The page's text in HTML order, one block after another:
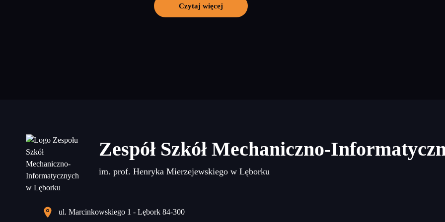
Czytaj więcej
Zespół Szkół Mechaniczno-
im. prof. Henryka Mierzejewskiego w Lęborku
ul. Marcinkowskiego 1 - Lębork 84-300